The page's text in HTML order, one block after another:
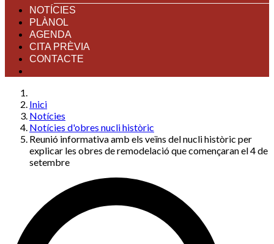
NOTÍCIES
PLÀNOL
AGENDA
CITA PRÈVIA
CONTACTE
Inici
Notícies
Notícies d'obres nucli històric
Reunió informativa amb els veïns del nucli històric per
explicar les obres de remodelació que començaran el 4 de
setembre